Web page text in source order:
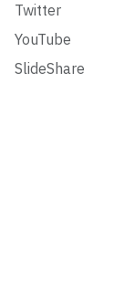
Twitter
YouTube
SlideShare